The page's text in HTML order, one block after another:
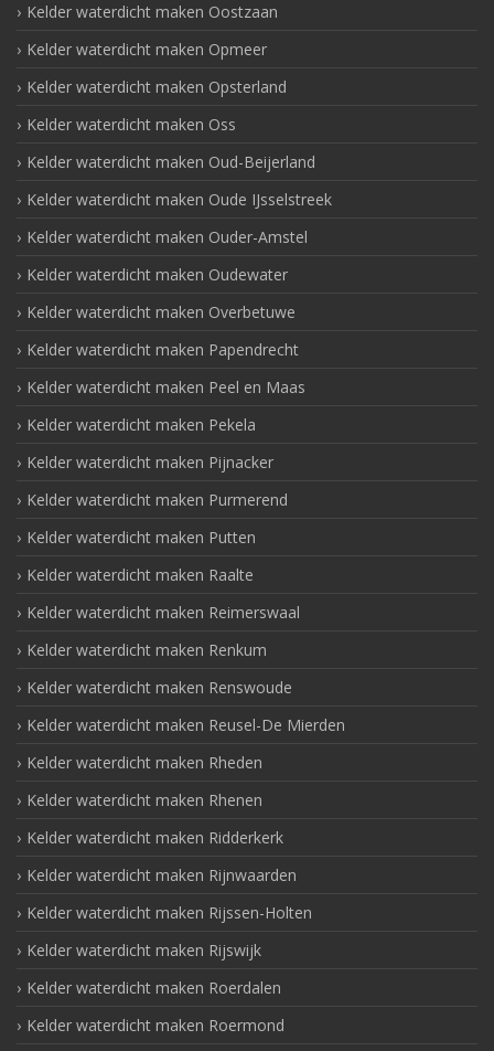
Kelder waterdicht maken Oostzaan
Kelder waterdicht maken Opmeer
Kelder waterdicht maken Opsterland
Kelder waterdicht maken Oss
Kelder waterdicht maken Oud-Beijerland
Kelder waterdicht maken Oude IJsselstreek
Kelder waterdicht maken Ouder-Amstel
Kelder waterdicht maken Oudewater
Kelder waterdicht maken Overbetuwe
Kelder waterdicht maken Papendrecht
Kelder waterdicht maken Peel en Maas
Kelder waterdicht maken Pekela
Kelder waterdicht maken Pijnacker
Kelder waterdicht maken Purmerend
Kelder waterdicht maken Putten
Kelder waterdicht maken Raalte
Kelder waterdicht maken Reimerswaal
Kelder waterdicht maken Renkum
Kelder waterdicht maken Renswoude
Kelder waterdicht maken Reusel-De Mierden
Kelder waterdicht maken Rheden
Kelder waterdicht maken Rhenen
Kelder waterdicht maken Ridderkerk
Kelder waterdicht maken Rijnwaarden
Kelder waterdicht maken Rijssen-Holten
Kelder waterdicht maken Rijswijk
Kelder waterdicht maken Roerdalen
Kelder waterdicht maken Roermond